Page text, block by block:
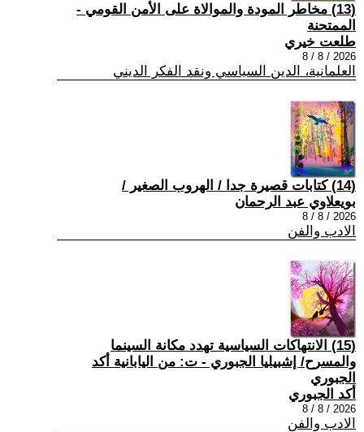
(13) مخاطر المودة والموالاة على الأمن القومي -
الممتحنة
طلعت خيري
2026 / 8 / 8
العلمانية، الدين السياسي ونقد الفكر الديني
(14) كتابات قصيرة جدا / الهروب الصغير /
بويعلاوي عبد الرحمان
2026 / 8 / 8
الادب والفن
(15) الانتهاكات السياسية تهدد مكانة السينما
والمسرح/ إشبيليا الجبوري - ت: من اليابانية أكد
الجبوري
أكد الجبوري
2026 / 8 / 8
الادب والفن